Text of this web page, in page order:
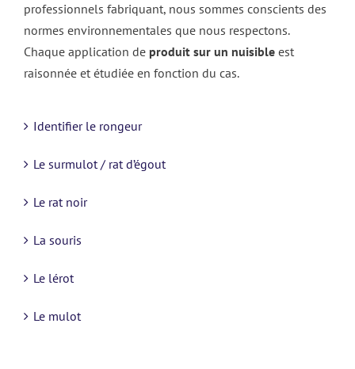
professionnels fabriquant, nous sommes conscients des
normes environnementales que nous respectons.
Chaque application de produit sur un nuisible est
raisonnée et étudiée en fonction du cas.
Identifier le rongeur
Le surmulot / rat d’égout
Le rat noir
La souris
Le lérot
Le mulot